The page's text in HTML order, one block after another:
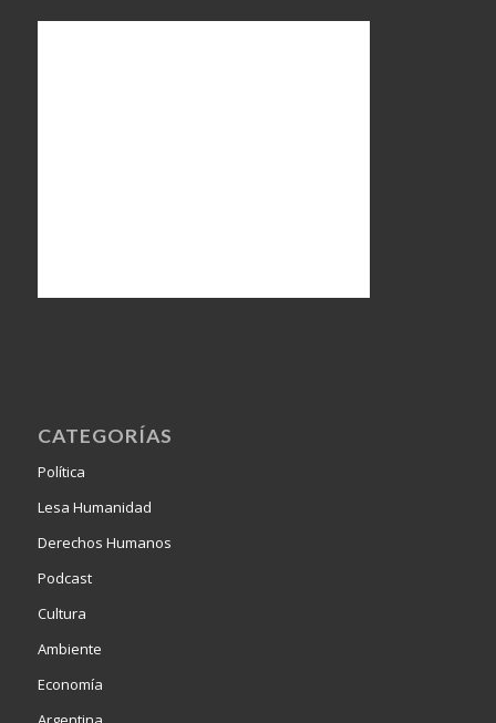
CATEGORÍAS
Política
Lesa Humanidad
Derechos Humanos
Podcast
Cultura
Ambiente
Economía